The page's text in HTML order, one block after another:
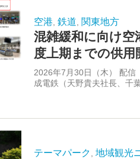
空港 鉄道 関東地方
混雑緩和に向け
度上期までの供
2026年7月30日（木） 配
成電鉄（天野貴夫社長、千
テーマパーク, 地域観光